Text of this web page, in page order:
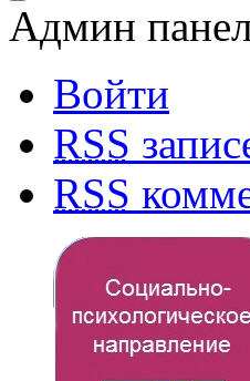
Админ
Войти
RSS
RSS